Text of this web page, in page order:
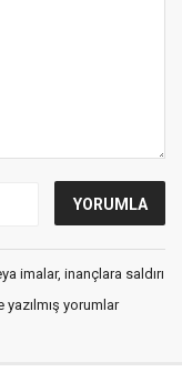
imalar, inançlara saldırı
yorumlar